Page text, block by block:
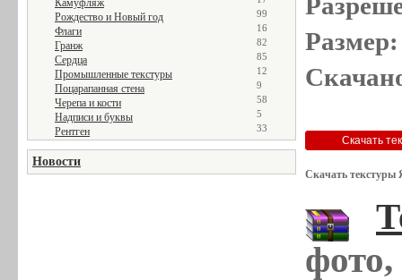
Камуфляж
Рождество и Новый год 99
Флаги 16
Гранж 82
Сердца 85
Промышленные текстуры 12
Поцарапанная стена 9
Черепа и кости 58
Надписи и буквы 5
Рентген 33
Новости
Скачать текстуры